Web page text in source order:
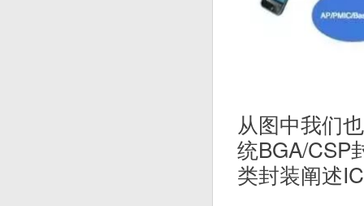
从图中我们
统BGA/CSP
类封装阐述